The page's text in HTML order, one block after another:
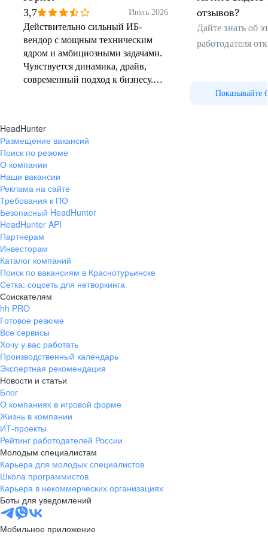
Аудит и консалтинг
Red Teaming
Оценка соответствия и консалтинг
Выявление следов компрометации
Проверка готовности к реагированию на инциденты
Реагирование на инциденты
и цифровая криминалистика
Реагирование на инциденты
Реагирование на инциденты по подписке
Цифровая криминалистика
eDiscovery
Образовательные программы
Для технических специалистов
Для широкой аудитории
Мастер-классы для детей
Ответственность
Мы всегда выполняем свои обещания и работаем
слаженно, чтобы вместе добиваться результатов.
В F6 у нас всегда происходит что-то интересное. Мы
находим время для спорта, творчества, митапов и других
активностей, даже когда заняты работой.
Мы уверены, что активный отдых дарит энергию
и помогает нам чувствовать себя лучше. Поэтому
стараемся проводить свободное время с пользой
и находим друзей среди коллег.
Мероприятия
Создаем события с вау-эффектом, заботой и вниманием
к каждому в нашей команде. Впечатляем и удивляем.
Создаем единый контекст между командами.
И да, мы не только боремся с фишингом, но и вместе
ездим на рыбалку.
Митапы
Проводим регулярные встречи по обмену опытом
и знаниями с нашими экспертами из разных команд
в теплой ламповой атмосфере.
Развитие
Прокачиваем soft skills, приобретаем новые навыки
и совмещаем отдых с саморазвитием.
Челленджи
Организуем спортивные челленджи, летом практикуем
3,7
Июль 2026
Действительно сильный ИБ-
вендор с мощным техническим
ядром и амбициозными задачами.
Чувствуется динамика, драйв,
современный подход к бизнесу.
дружелюбный. Для тех, кто хочет
расти и не боится нагрузки, здесь
отличная среда.
отзывов?
Дайте знать об
работодателя
Показывайте
HeadHunter
Размещение вакансий
Поиск по резюме
О компании
Наши вакансии
Реклама на сайте
Требования к ПО
Безопасный HeadHunter
HeadHunter API
Партнерам
Инвесторам
Каталог компаний
Поиск по вакансиям в Краснотурьинске
Сетка: соцсеть для нетворкинга
Соискателям
hh PRO
Готовое резюме
Все сервисы
Хочу у вас работать
Производственный календарь
Экспертная рекомендация
Новости и статьи
Блог
О компаниях в игровой форме
Жизнь в компании
ИТ-проекты
Рейтинг работодателей России
Молодым специалистам
Карьера для молодых специалистов
Школа программистов
Карьера в некоммерческих организациях
Боты для уведомлений
Мобильное приложение